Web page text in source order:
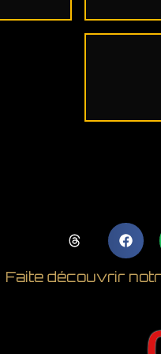
Faite découvrir